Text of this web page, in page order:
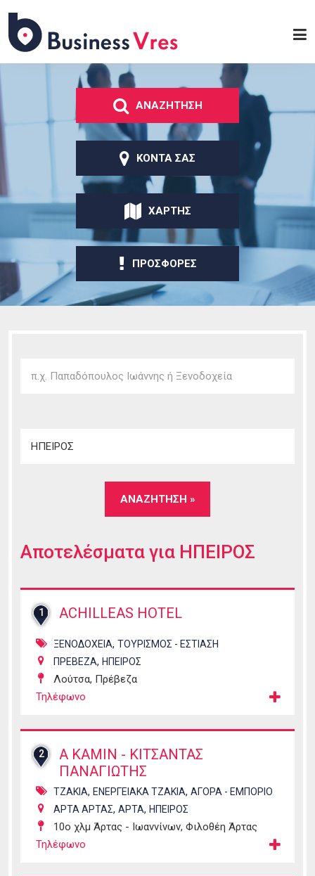
κυρίως περιεχόμενο
Business
ΑΝΑΖΗΤΗΣΗ
ΚΟΝΤΑ ΣΑΣ
ΧΑΡΤΗΣ
ΠΡΟΣΦΟΡΕΣ
Αποτελέσματα για ΗΠΕΙΡΟΣ
1 ACHILLEAS HOTEL
ΞΕΝΟΔΟΧΕΙΑ, ΤΟΥΡΙΣΜΟΣ - ΕΣΤΙΑΣΗ
ΠΡΕΒΕΖΑ, ΗΠΕΙΡΟΣ
Λούτσα, Πρέβεζα
Τηλέφωνο
2
Α ΚΑΜΙΝ - ΚΙΤΣΑΝΤΑΣ
ΠΑΝΑΓΙΩΤΗΣ
ΤΖΑΚΙΑ, ΕΝΕΡΓΕΙΑΚΑ ΤΖΑΚΙΑ, ΑΓΟΡΑ - ΕΜΠΟΡΙΟ
ΑΡΤΑ ΑΡΤΑΣ, ΑΡΤΑ, ΗΠΕΙΡΟΣ
10ο χλμ Άρτας - Ιωαννίνων, Φιλοθέη Άρτας
Τηλέφωνο